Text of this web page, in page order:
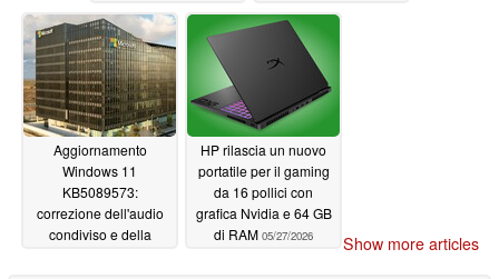
165 Hz
Aggiornamento
Windows 11
KB5089573:
correzione dell'audio
condiviso e della
HP rilascia un nuovo
portatile per il gaming
da 16 pollici con
grafica Nvidia e 64 GB
di RAM 05/27/2026 Show more articles